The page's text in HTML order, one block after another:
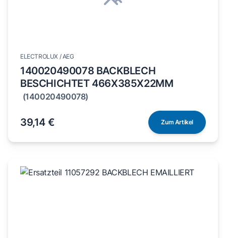
ELECTROLUX / AEG
140020490078 BACKBLECH
BESCHICHTET 466X385X22MM
(140020490078)
39,14 € Zum Artikel